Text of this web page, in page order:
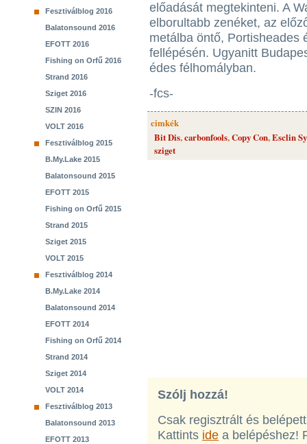
Fesztiválblog 2016
Balatonsound 2016
EFOTT 2016
Fishing on Orfű 2016
Strand 2016
Sziget 2016
SZIN 2016
VOLT 2016
Fesztiválblog 2015
B.My.Lake 2015
Balatonsound 2015
EFOTT 2015
Fishing on Orfű 2015
Strand 2015
Sziget 2015
VOLT 2015
Fesztiválblog 2014
B.My.Lake 2014
Balatonsound 2014
EFOTT 2014
Fishing on Orfű 2014
Strand 2014
Sziget 2014
VOLT 2014
Fesztiválblog 2013
Balatonsound 2013
EFOTT 2013
előadását megtekinteni. A
elborultabb zenéket, az
metálba öntő, Portisheades
fellépésén. Ugyanitt
édes félhomályban.
-fcs-
cimkék
Bit Dis,carbonfools,Copy Con,Esclin
sziget
Szólj hozzá!
Csak regisztrált és
Kattints ide a belépéshez!